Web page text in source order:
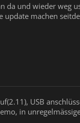
da und wieder weg
update machen
USB
in